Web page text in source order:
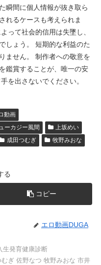
瞬間に個人情報が抜き取ら
れるケースも考えられま
って社会的信用は失墜し、
しょう。 短期的な利益のた
ません。 制作者への敬意を
鑑賞することが、唯一の安
を出さないでください。
動画
ーカジー風間
上坂めい
成田つむぎ
牧野みおな
る
コピー
エロ動画DUGA
生発育健康診断
ぎ 佐野なつ 牧野みおな 市井